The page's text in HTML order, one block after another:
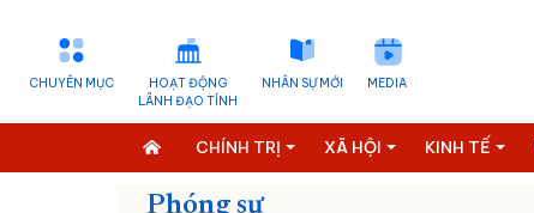
CHUYÊN MỤC
HOẠT ĐỘNG
LÃNH ĐẠO TỈNH
NHÂN SỰ MỚI MEDIA
CHÍNH TRỊ XÃ HỘI KINH TẾ
Phóng sự